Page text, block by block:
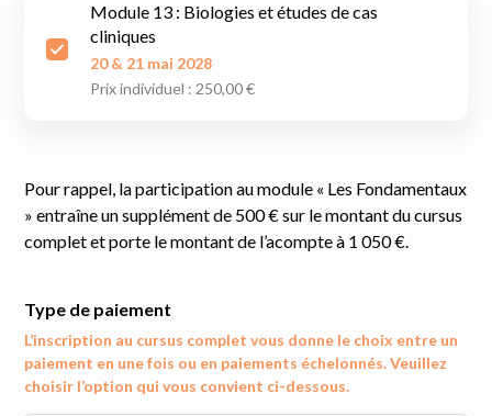
Module 13 : Biologies et études de cas
cliniques
20 & 21 mai 2028
Prix individuel : 250,00 €
Pour rappel, la participation au module « Les Fondamentaux
» entraîne un supplément de 500 € sur le montant du cursus
complet et porte le montant de l’acompte à 1 050 €.
Type de paiement
L’inscription au cursus complet vous donne le choix entre un
paiement en une fois ou en paiements échelonnés. Veuillez
choisir l’option qui vous convient ci-dessous.